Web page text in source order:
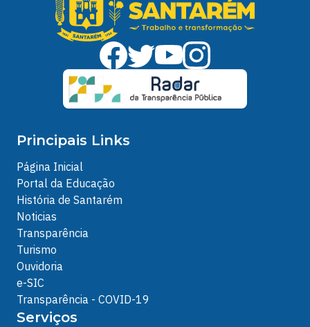
Principais Links
Página Inicial
Portal da Educação
História de Santarém
Noticias
Transparência
Turismo
Ouvidoria
e-SIC
Transparência - COVID-19
Serviços